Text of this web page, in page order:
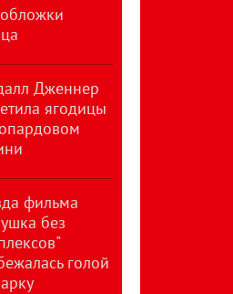
Дженнер
ягодицы
фильма
без
голой